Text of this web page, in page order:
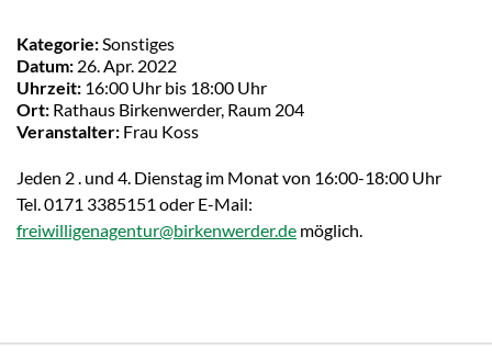
Kategorie: Sonstiges
Datum: 26. Apr. 2022
Uhrzeit: 16:00 Uhr bis 18:00 Uhr
Ort: Rathaus Birkenwerder, Raum 204
Veranstalter: Frau Koss
Jeden 2 . und 4. Dienstag im Monat von 16:00-18:00 Uhr
Tel. 0171 3385151 oder E-Mail:
freiwilligenagentur@birkenwerder.de möglich.